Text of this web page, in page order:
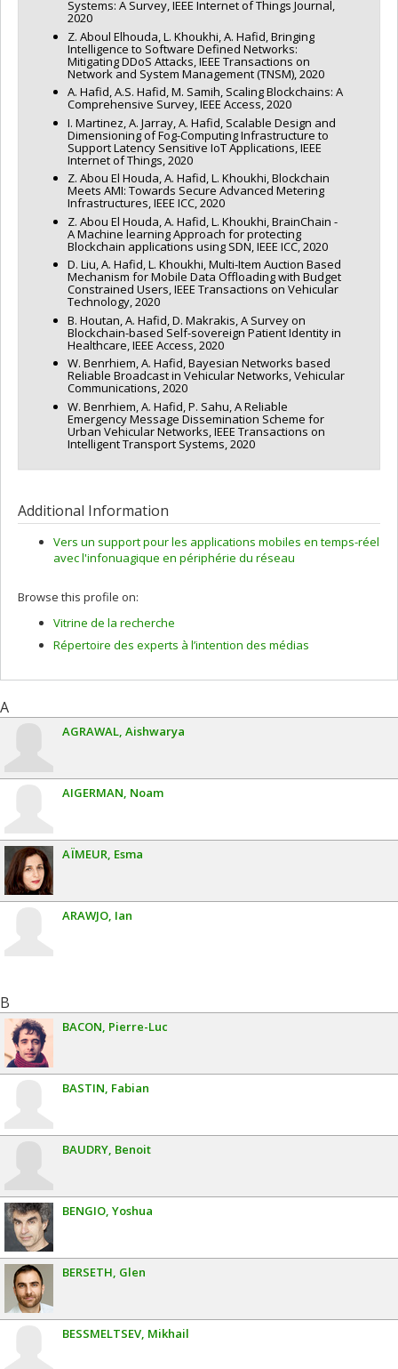
Olivier Labarthe , Nicolas Zufferey,Ahmed El-Geneidy
Funding sources:
Nature et technologies (FQRNT)
Grant programs:PVXXXXXX-(RS) Programme de
regroupements stratégiques
Systems: A Survey, IEEE Internet of Things Journal,
2020
Z. Aboul Elhouda, L. Khoukhi, A. Hafid, Bringing
Intelligence to Software Defined Networks:
Mitigating DDoS Attacks, IEEE Transactions on
Network and System Management (TNSM), 2020
A. Hafid, A.S. Hafid, M. Samih, Scaling Blockchains: A
Comprehensive Survey, IEEE Access, 2020
I. Martinez, A. Jarray, A. Hafid, Scalable Design and
Dimensioning of Fog-Computing Infrastructure to
Support Latency Sensitive IoT Applications, IEEE
Internet of Things, 2020
Z. Abou El Houda, A. Hafid, L. Khoukhi, Blockchain
Meets AMI: Towards Secure Advanced Metering
Infrastructures, IEEE ICC, 2020
Z. Abou El Houda, A. Hafid, L. Khoukhi, BrainChain -
A Machine learning Approach for protecting
Blockchain applications using SDN, IEEE ICC, 2020
D. Liu, A. Hafid, L. Khoukhi, Multi-Item Auction Based
Mechanism for Mobile Data Offloading with Budget
Constrained Users, IEEE Transactions on Vehicular
Technology, 2020
B. Houtan, A. Hafid, D. Makrakis, A Survey on
Blockchain-based Self-sovereign Patient Identity in
Healthcare, IEEE Access, 2020
W. Benrhiem, A. Hafid, Bayesian Networks based
Reliable Broadcast in Vehicular Networks, Vehicular
Communications, 2020
W. Benrhiem, A. Hafid, P. Sahu, A Reliable
Emergency Message Dissemination Scheme for
Urban Vehicular Networks, IEEE Transactions on
Intelligent Transport Systems, 2020
Additional Information
Vers un support pour les applications mobiles en temps-réel
avec l'infonuagique en périphérie du réseau
Browse this profile on:
Vitrine de la recherche
Répertoire des experts à l’intention des médias
A
AGRAWAL Aishwarya
AIGERMAN Noam
AÏMEUR Esma
ARAWJO Ian
B
BACON Pierre-Luc
BASTIN Fabian
BAUDRY Benoit
BENGIO Yoshua
BERSETH Glen
BESSMELTSEV Mikhail